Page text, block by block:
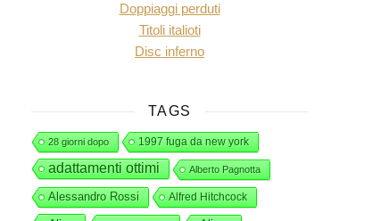
Doppiaggi perduti
Titoli italioti
Disc inferno
TAGS
28 giorni dopo 1997 fuga da new york
adattamenti ottimi Alberto Pagnotta
Alessandro Rossi Alfred Hitchcock